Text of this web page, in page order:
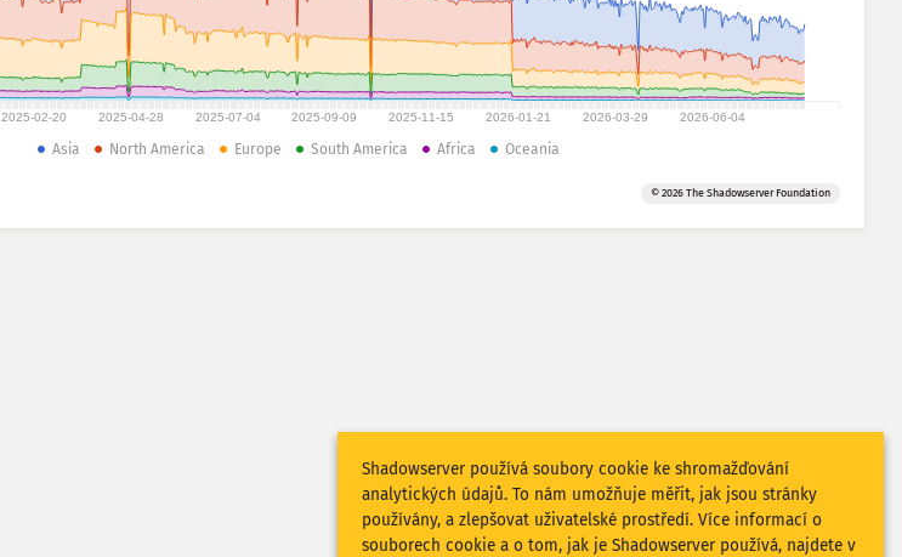
2025-02-20 2025-04-28 2025-07-04 2025-09-09 2025-11-15 2026-01-21 2026-03-29 2026-06-04
Asia North America Europe South America Africa Oceania
© 2026 The Shadowserver Foundation
Shadowserver používá soubory cookie ke shromažďování
analytických údajů. To nám umožňuje měřit, jak jsou stránky
používány, a zlepšovat uživatelské prostředí. Více informací o
souborech cookie a o tom, jak je Shadowserver používá, najdete v